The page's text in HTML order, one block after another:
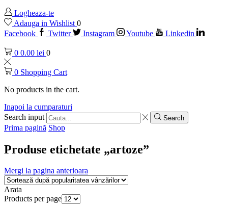
Logheaza-te
Adauga in Wishlist 0
Facebook
Twitter Instagram Youtube Linkedin
0 0.00 lei 0
0 Shopping Cart
No products in the cart.
Inapoi la cumparaturi
Search input
Search
Prima pagină Shop
Produse etichetate „artoze”
Mergi la pagina anterioara
Arata
Products per page